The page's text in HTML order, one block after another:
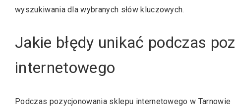
wyszukiwania dla wybranych słów kluczowych.
Jakie błędy unikać podczas
internetowego
Podczas pozycjonowania sklepu internetowego w Tarnowie